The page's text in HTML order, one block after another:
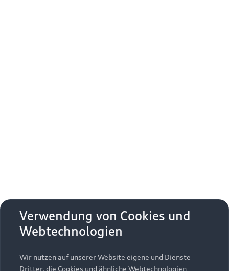
Zurück nach oben
Modelle
Alle Modelle
Kaufen & leasen
Verwendung von Cookies und
Webtechnologien
Wir nutzen auf unserer Website eigene und Dienste
Dritter, die Cookies und ähnliche Webtechnologien